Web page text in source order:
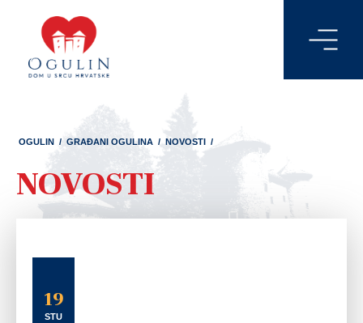
OGULIN / GRAĐANI OGULINA / NOVOSTI /
NOVOSTI
19
STU